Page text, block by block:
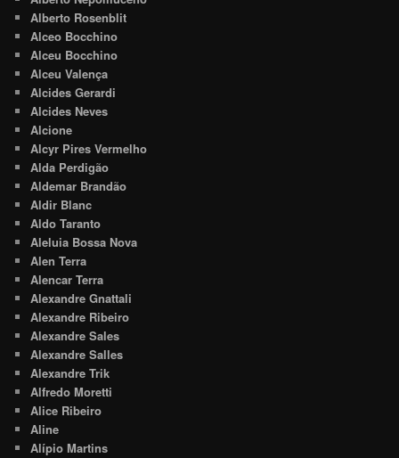
Alberto Rosenblit
Alceo Bocchino
Alceu Bocchino
Alceu Valença
Alcides Gerardi
Alcides Neves
Alcione
Alcyr Pires Vermelho
Alda Perdigão
Aldemar Brandão
Aldir Blanc
Aldo Taranto
Aleluia Bossa Nova
Alen Terra
Alencar Terra
Alexandre Gnattali
Alexandre Ribeiro
Alexandre Sales
Alexandre Salles
Alexandre Trik
Alfredo Moretti
Alice Ribeiro
Aline
Alípio Martins